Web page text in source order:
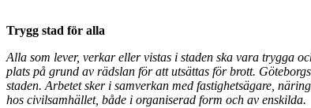
Trygg stad för alla
Alla som lever, verkar eller vistas i staden ska vara trygga
plats på grund av rädslan för att utsättas för brott.
staden. Arbetet sker i samverkan med fastighetsägare,
hos civilsamhället, både i organiserad form och av enskilda.